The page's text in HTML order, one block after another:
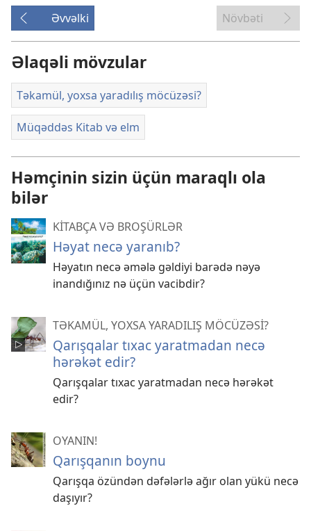
Əvvəlki Növbəti
Əlaqəli mövzular
Təkamül, yoxsa yaradılış möcüzəsi?
Müqəddəs Kitab və elm
Həmçinin sizin üçün maraqlı ola
bilər
KİTABÇA VƏ BROŞÜRLƏR
Həyat necə yaranıb?
Həyatın necə əmələ gəldiyi barədə nəyə
inandığınız nə üçün vacibdir?
TƏKAMÜL, YOXSA YARADILIŞ MÖCÜZƏSİ?
Qarışqalar tıxac yaratmadan necə
hərəkət edir?
Qarışqalar tıxac yaratmadan necə hərəkət
edir?
OYANIN!
Qarışqanın boynu
Qarışqa özündən dəfələrlə ağır olan yükü necə
daşıyır?